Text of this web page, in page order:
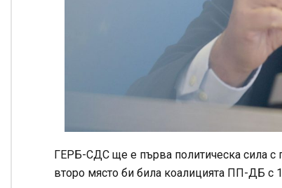
ГЕРБ-СДС ще е първа политическа сила с
второ място би била коалицията ПП-ДБ с